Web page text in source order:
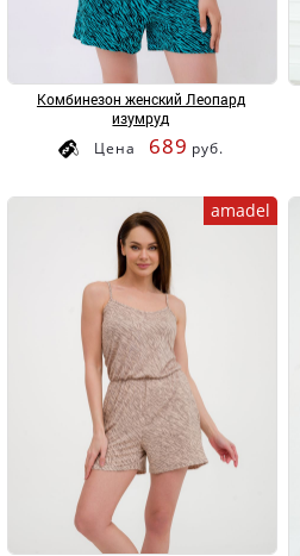
Комбинезон женский Леопард
изумруд
Цена 689 руб.
amadel